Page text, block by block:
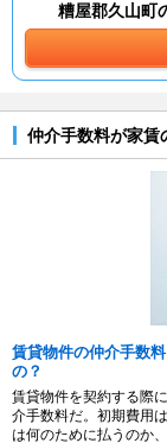
糟屋郡久山町
仲介手数料が家賃
賃貸物件の仲介手数
の？
賃貸物件を契約する際
介手数料だ。初期費用
は何のために払うのか